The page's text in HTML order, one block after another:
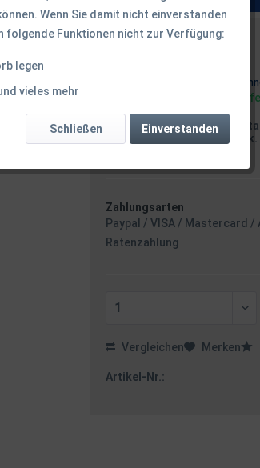
6,49 € *
Sofort versandfertig,
Versand am
maximal 10 Stück.
Zahlungsarten
Paypal / VISA / Mastercard
Ratenzahlung
Vergleichen Merken
Artikel-Nr.:
Wenn Sie damit nicht einverstanden
folgende Funktionen nicht zur Verfügung:
legen
vieles mehr
Einverstanden
Schließen